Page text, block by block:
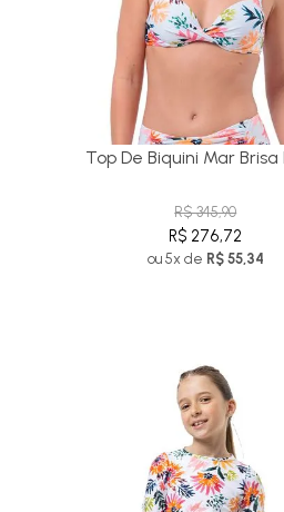
Top De Biquini Mar Brisa
R$ 345,90
R$ 276,72
ou 5x de R$ 55,34